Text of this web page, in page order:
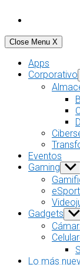
Close Menu X
Apps
Corporativo
Eventos
Gaming Show
sub
Gadgets
sub
Lo más